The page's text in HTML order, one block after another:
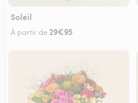
Soleil
À partir de29€95